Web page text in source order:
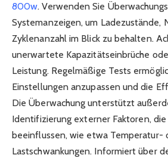
800w. Verwenden Sie
Systemanzeigen, um Ladezustände,
Zyklenanzahl im Blick zu behalten.
unerwartete Kapazitätseinbrüche
Leistung. Regelmäßige Tests
Einstellungen anzupassen und die
Die Überwachung unterstützt
Identifizierung externer Faktoren,
beeinflussen, wie etwa Temperatur-
Lastschwankungen. Informiert über